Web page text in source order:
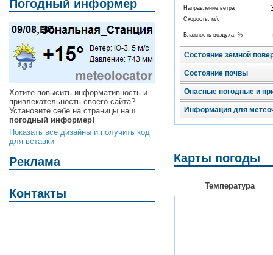
Погодный информер
Хотите повысить информативность и
привлекательность своего сайта?
Установите себе на страницы наш
погодный информер!
Показать все дизайны и получить код
для вставки
Реклама
Контакты
Направление ветра
Скорость, м/с
Влажность воздуха, %
Состояние земной
Состояние почвы
Опасные погодные и
Информация для
Карты погоды
Температура